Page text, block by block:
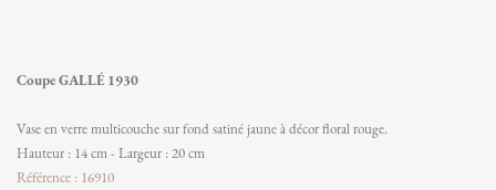
Coupe GALLÉ 1930
Vase en verre multicouche sur fond satiné jaune à décor floral rouge.
Hauteur : 14 cm - Largeur : 20 cm
Référence : 16910